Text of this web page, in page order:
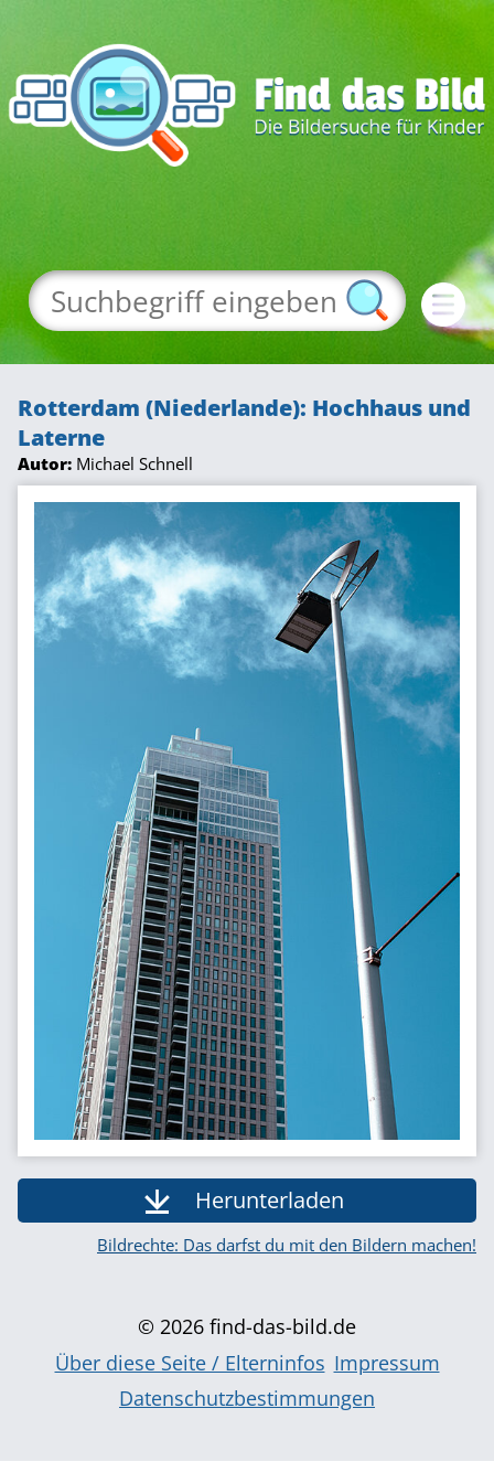
Rotterdam (Niederlande): Hochhaus und
Laterne
Autor: Michael Schnell
Herunterladen
Bildrechte: Das darfst du mit den Bildern machen!
© 2026 find-das-bild.de
Über diese Seite / Elterninfos Impressum
Datenschutzbestimmungen